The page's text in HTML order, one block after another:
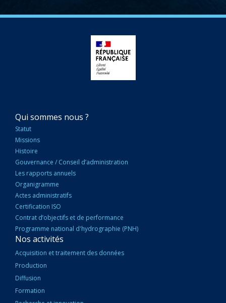
NAVIGATION
PRINCIPALE
Qui sommes nous ?
Statut
Missions
Histoire
Gouvernance / Conseil d’administration
Les rapports annuels
Organigramme
Actes administratifs
Certification ISO
Contrat d’objectifs et de performance
Programme national d'hydrographie (PNH)
Nos activités
Acquisition et traitement des données
Production
Diffusion
Formation